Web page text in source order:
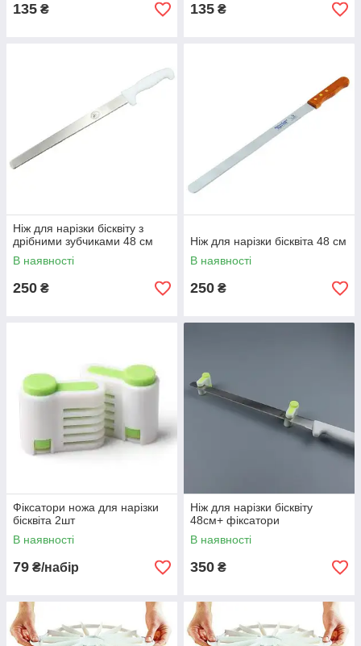
135 ₴ 135 ₴
Ніж для нарізки бісквіту з
дрібними зубчиками 48 см
В наявності
250 ₴
Ніж для нарізки бісквіта 48 см
В наявності
250 ₴
Фіксатори ножа для нарізки
бісквіта 2шт
В наявності
79 ₴/набір
Ніж для нарізки бісквіту
48см+ фіксатори
В наявності
350 ₴